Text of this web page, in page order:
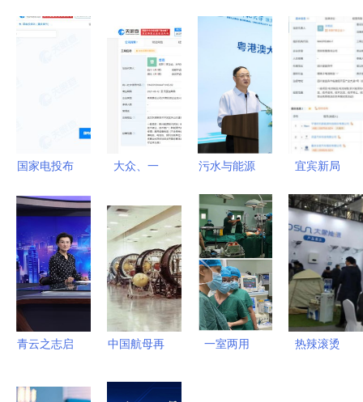
国家电投布
注册资本
1000万成
立新能源公
司，聚焦新
兴技术研发
大众、一
联手，武汉
开迈斯新能
源科技公司
成立聚焦新
兴能源技术
研发
污水与能源
捷伦联合实
验室的双重
使命
宜宾新局
手长安汽
车，共筑动
力电池创新
高地
青云之志启
媛携江西新
中国航母再
越式革命技
一室两用
热辣滚烫